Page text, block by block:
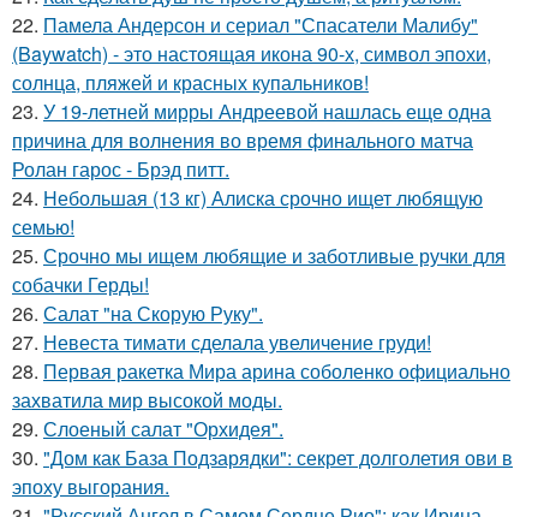
22. Памела Андерсон и сериал "Спасатели Малибу"
(Baywatch) - это настоящая икона 90-х, символ эпохи,
солнца, пляжей и красных купальников!
23. У 19-летней мирры Андреевой нашлась еще одна
причина для волнения во время финального матча
Ролан гарос - Брэд питт.
24. Небольшая (13 кг) Алиска срочно ищет любящую
семью!
25. Срочно мы ищем любящие и заботливые ручки для
собачки Герды!
26. Салат "на Скорую Руку".
27. Невеста тимати сделала увеличение груди!
28. Первая ракетка Мира арина соболенко официально
захватила мир высокой моды.
29. Слоеный салат "Орхидея".
30. "Дом как База Подзарядки": секрет долголетия ови в
эпоху выгорания.